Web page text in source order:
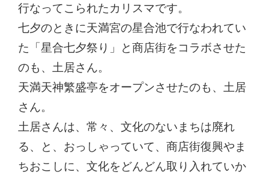
行なってこられたカリスマです。
七夕のときに天満宮の星合池で行なわれてい
た「星合七夕祭り」と商店街をコラボさせた
のも、土居さん。
天満天神繁盛亭をオープンさせたのも、土居
さん。
土居さんは、常々、文化のないまちは廃れ
る、と、おっしゃっていて、商店街復興やま
ちおこしに、文化をどんどん取り入れていか